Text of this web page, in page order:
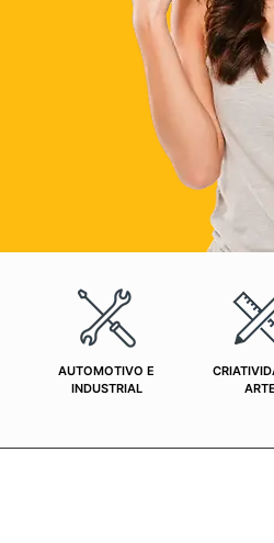
AUTOMOTIVO E
INDUSTRIAL
ARTE